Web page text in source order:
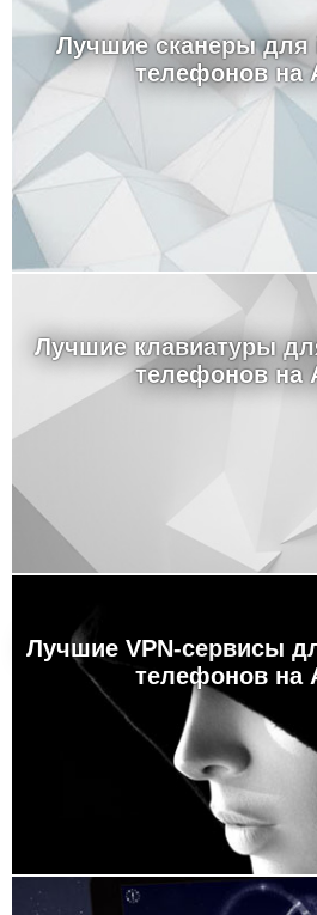
Лучшие сканеры для
телефонов на
Лучшие клавиатуры
телефонов на
Лучшие VPN-сервисы
телефонов на